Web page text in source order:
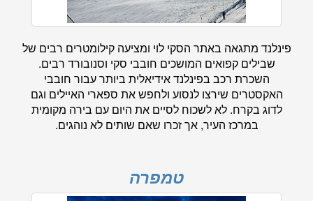
פינלנד מתגאה באתר הסקי לוי ומציעה קילומטרים רבים של
שבילים קפואים המושכים חובבי סקי וסנובורד רבים.
השכרת רכב בפינלנד אידיאלית ביותר עבור חובבי
האקסטרים שירצו לנסוע ולחפש את ספארי האיילים וגם
לדוג בקרח. לא לשכוח לסיים את היום עם בירה מקומית
במרכז העיר, אך זכרו שאם שותים לא נוהגים.
טמפרה